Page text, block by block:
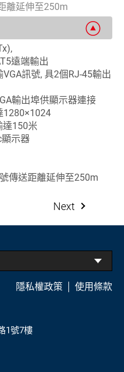
離延伸至250m
遠端輸出
訊號, 具2個RJ-45輸出
輸出埠供顯示器連接
1280×1024
達150米
示器
傳送距離延伸至250m
Next
隱私權政策 使用條款
1號7樓